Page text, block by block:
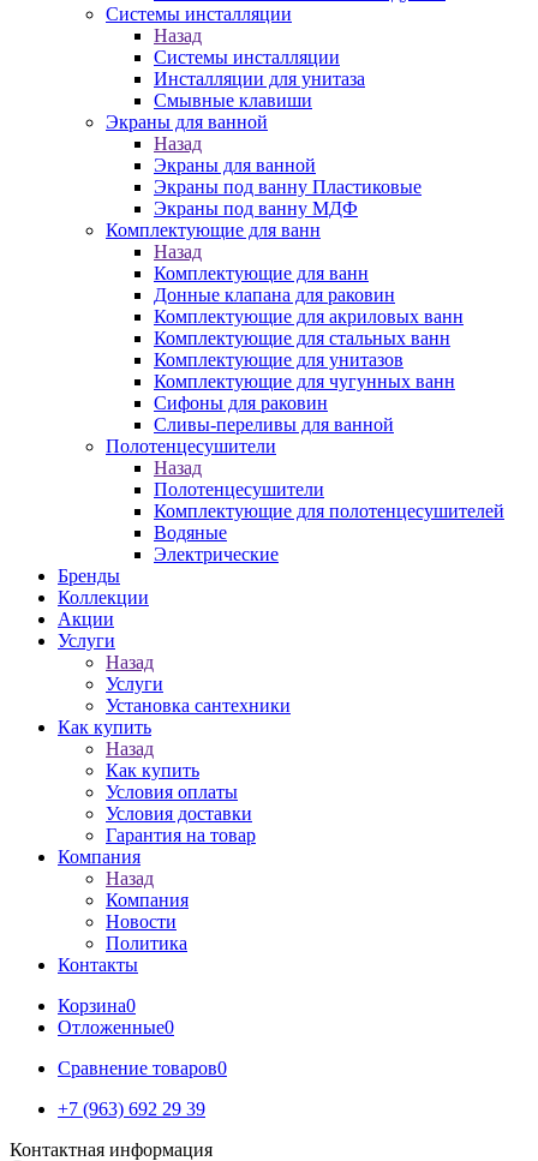
Системы инсталляции
Назад
Системы инсталляции
Инсталляции для унитаза
Смывные клавиши
Экраны для ванной
Назад
Экраны для ванной
Экраны под ванну Пластиковые
Экраны под ванну МДФ
Комплектующие для ванн
Назад
Комплектующие для ванн
Донные клапана для раковин
Комплектующие для акриловых ванн
Комплектующие для стальных ванн
Комплектующие для унитазов
Комплектующие для чугунных ванн
Сифоны для раковин
Сливы-переливы для ванной
Полотенцесушители
Назад
Полотенцесушители
Комплектующие для полотенцесушителей
Водяные
Электрические
Бренды
Коллекции
Акции
Услуги
Назад
Услуги
Установка сантехники
Как купить
Назад
Как купить
Условия оплаты
Условия доставки
Гарантия на товар
Компания
Назад
Компания
Новости
Политика
Контакты
Корзина0
Отложенные0
Сравнение товаров0
+7 (963) 692 29 39
Контактная информация